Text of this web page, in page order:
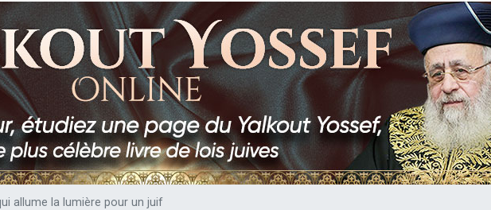
viennent de faire un don pour 5 jours de vacances aux Orphelins
de nous rejoindre sur WhatsApp
viennent de demander une bénédiction
viennent de faire un don pour Sauvez la jambe de Yohan
places pour étudier en groupe sur Zoom
musiques dans Torah-Box Music
viennent de demander une bénédiction
allume la lumière pour un juif